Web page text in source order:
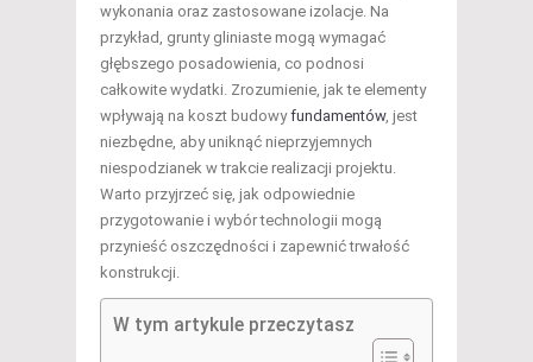
wykonania oraz zastosowane izolacje. Na
przykład, grunty gliniaste mogą wymagać
głębszego posadowienia, co podnosi
całkowite wydatki. Zrozumienie, jak te elementy
wpływają na koszt budowyfundamentów, jest
niezbędne, aby uniknąć nieprzyjemnych
niespodzianek w trakcie realizacji projektu.
Warto przyjrzeć się, jak odpowiednie
przygotowanie i wybór technologii mogą
przynieść oszczędności i zapewnić trwałość
konstrukcji.
W tym artykule przeczytasz